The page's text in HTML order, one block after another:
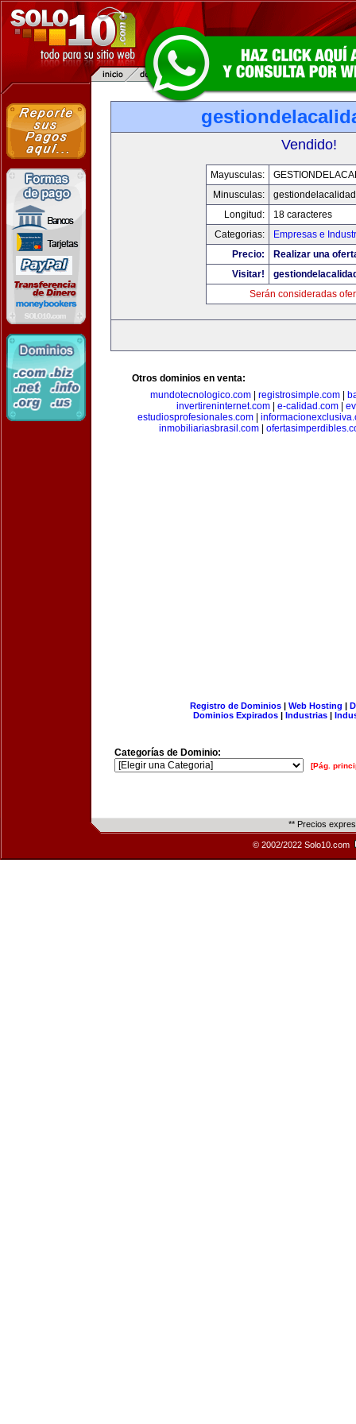
Vendido!
Mayusculas:
Minusculas:
Longitud:
18 caracteres
Categorias:
Empresas e
Precio:
Realizar una
Visitar!
Serán consideradas
Otros dominios en venta:
mundotecnologico.com| registrosimple.com|
invertireninternet.com| e-calidad.com|
estudiosprofesionales.com|
inmobiliariasbrasil.com
Registro de Dominios| Web Hosting |
Dominios Expirados | Industrias |
Categorías de Dominio:
[Pág.
** Precios
© 2002/2022 Solo10.com